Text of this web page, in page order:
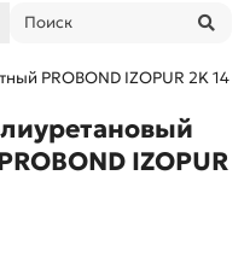
PROBOND IZOPUR 2K 14 кг.
IZOPUR